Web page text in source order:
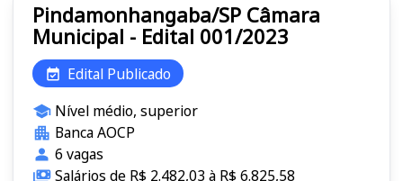
Pindamonhangaba/SP Câmara
Municipal - Edital 001/2023
Edital Publicado
Nível médio, superior
Banca AOCP
6 vagas
Salários de R$ 2.482,03 à R$ 6.825,58